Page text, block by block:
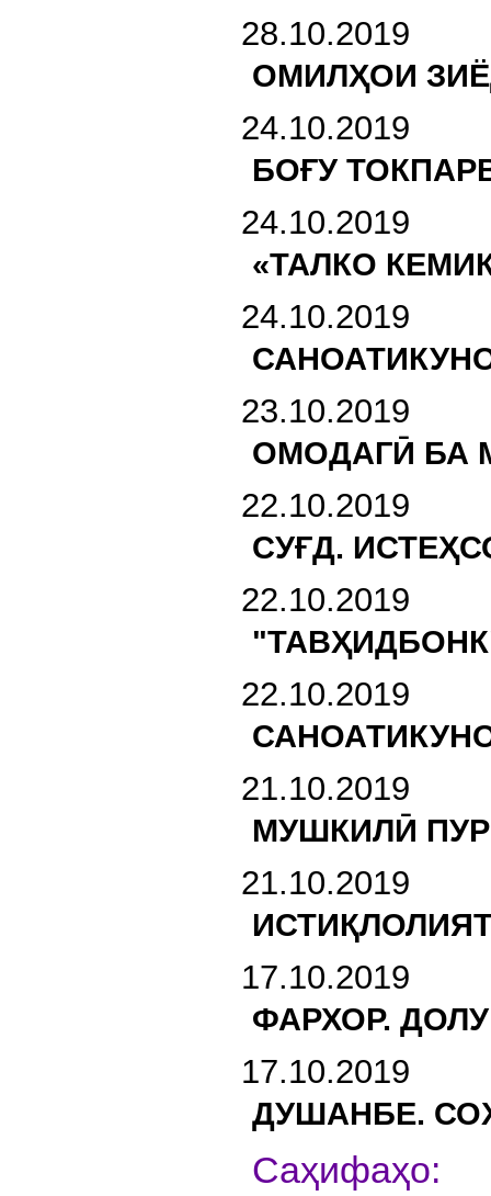
28.10.2019
ОМИЛҲОИ
24.10.2019
БОҒУ
24.10.2019
«ТАЛКО
24.10.2019
23.10.2019
ОМОДАГӢ БА
22.10.2019
СУҒД.
22.10.2019
22.10.2019
21.10.2019
МУШКИЛӢ
21.10.2019
17.10.2019
ФАРХОР.
17.10.2019
ДУШАНБЕ.